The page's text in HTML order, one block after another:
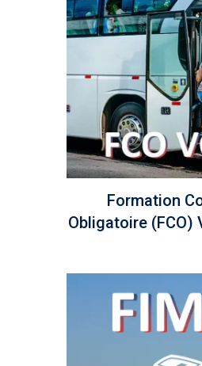
Formation
Obligatoire (FCO)